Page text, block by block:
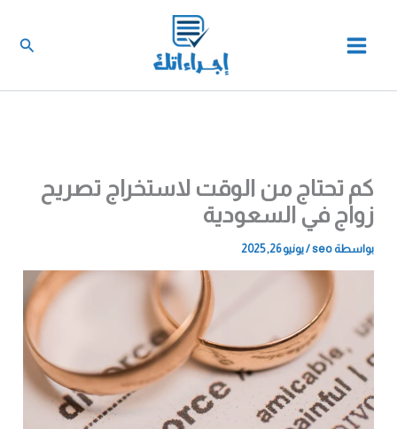
كم تحتاج من الوقت لاستخراج تصريح
زواج في السعودية
بواسطة seo
/يونيو 26, 2025